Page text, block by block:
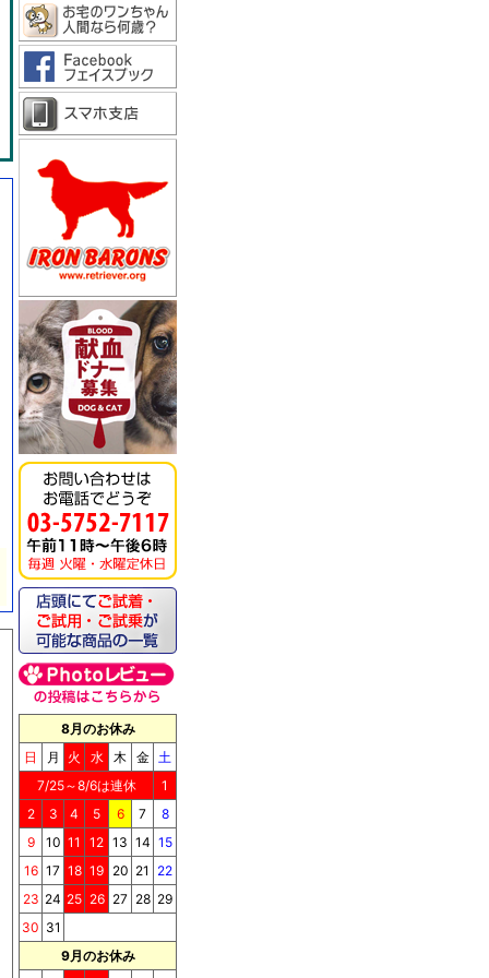
8月のお休み
日
月 火 水 木 金 土
7/25～8/6は連休
1
2
3 4 5 6 7
8
9
10 11 12 13 14 15
16 17 18 19 20 21
22
23 24 25 26 27 28 29
30 31
9月のお休み
《キッチンドッグ！》モ
ンデリ
《キッチンドッグ！》ブ
リス（至福のケーキ）
ョコラッティ（至福のケ
ーキ）